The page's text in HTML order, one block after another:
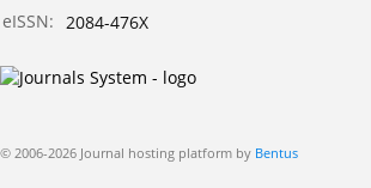
eISSN:
2084-476X
© 2006-2026 Journal hosting platform by Bentus